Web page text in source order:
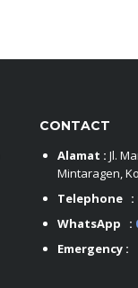
CONTACT
Alamat : Jl.
Mintaragen,
Telephone :
WhatsApp :
Emergency :